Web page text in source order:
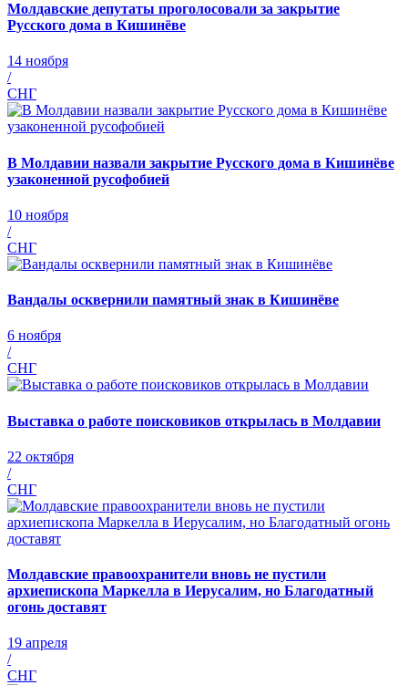
Молдавские депутаты проголосовали за закрытие
Русского дома в Кишинёве
14 ноября
/
СНГ
В Молдавии назвали закрытие Русского дома в Кишинёве
узаконенной русофобией
10 ноября
/
СНГ
Вандалы осквернили памятный знак в Кишинёве
6 ноября
/
СНГ
Выставка о работе поисковиков открылась в Молдавии
22 октября
/
СНГ
Молдавские правоохранители вновь не пустили
архиепископа Маркелла в Иерусалим, но Благодатный
огонь доставят
19 апреля
/
СНГ